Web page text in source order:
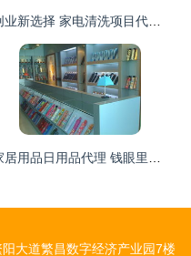
大道繁昌数字经济产业园7楼